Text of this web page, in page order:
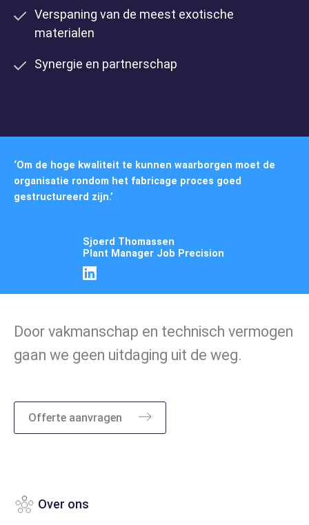
Marktsegmenten
Machinepark
Verspaning van de meest exotische
materialen
Synergie en partnerschap
‘Om de hoge kwaliteit te kunnen waarborgen moet de
organisatie rondom het fabricage proces goed
gestructureerd zijn.’
Sjoerd Thomassen
Plant Manager Job Precision
Door vakmanschap en technisch vermogen
gaan we geen uitdaging uit de weg.
Offerte aanvragen
Over ons